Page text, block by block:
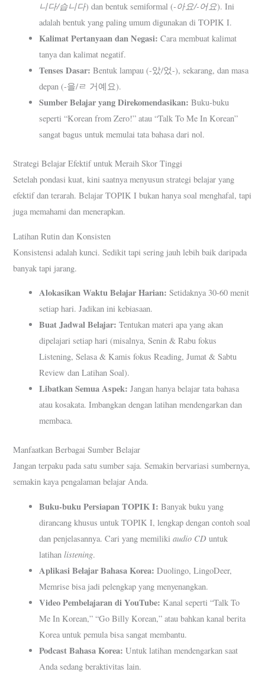
니다/습니다) dan bentuk semiformal (-아요/-어요). Ini
adalah bentuk yang paling umum digunakan di TOPIK I.
Kalimat Pertanyaan dan Negasi: Cara membuat kalimat
tanya dan kalimat negatif.
Tenses Dasar: Bentuk lampau (-았/었-), sekarang, dan masa
depan (-을/ㄹ 거예요).
Sumber Belajar yang Direkomendasikan: Buku-buku
seperti “Korean from Zero!” atau “Talk To Me In Korean”
sangat bagus untuk memulai tata bahasa dari nol.
Strategi Belajar Efektif untuk Meraih Skor Tinggi
Setelah pondasi kuat, kini saatnya menyusun strategi belajar yang
efektif dan terarah. Belajar TOPIK I bukan hanya soal menghafal, tapi
juga memahami dan menerapkan.
Latihan Rutin dan Konsisten
Konsistensi adalah kunci. Sedikit tapi sering jauh lebih baik daripada
banyak tapi jarang.
Alokasikan Waktu Belajar Harian: Setidaknya 30-60 menit
setiap hari. Jadikan ini kebiasaan.
Buat Jadwal Belajar: Tentukan materi apa yang akan
dipelajari setiap hari (misalnya, Senin & Rabu fokus
Listening, Selasa & Kamis fokus Reading, Jumat & Sabtu
Review dan Latihan Soal).
Libatkan Semua Aspek: Jangan hanya belajar tata bahasa
atau kosakata. Imbangkan dengan latihan mendengarkan dan
membaca.
Manfaatkan Berbagai Sumber Belajar
Jangan terpaku pada satu sumber saja. Semakin bervariasi sumbernya,
semakin kaya pengalaman belajar Anda.
Buku-buku Persiapan TOPIK I: Banyak buku yang
dirancang khusus untuk TOPIK I, lengkap dengan contoh soal
dan penjelasannya. Cari yang memilikiaudio CD untuk
latihanlistening.
Aplikasi Belajar Bahasa Korea: Duolingo, LingoDeer,
Memrise bisa jadi pelengkap yang menyenangkan.
Video Pembelajaran di YouTube: Kanal seperti “Talk To
Me In Korean,” “Go Billy Korean,” atau bahkan kanal berita
Korea untuk pemula bisa sangat membantu.
Podcast Bahasa Korea: Untuk latihan mendengarkan saat
Anda sedang beraktivitas lain.